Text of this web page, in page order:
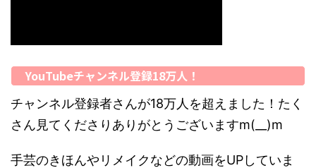
YouTubeチャンネル登録18万人！
チャンネル登録者さんが18万人を超えました！たく
さん見てくださりありがとうございますm(__)m
手芸のきほんやリメイクなどの動画をUPしていま